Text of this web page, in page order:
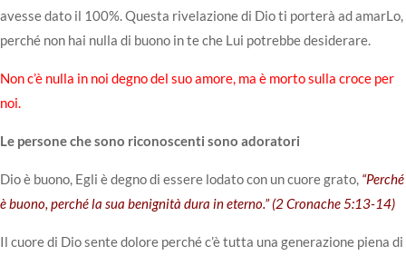
avesse dato il 100%. Questa rivelazione di Dio ti porterà ad amarLo,
perché non hai nulla di buono in te che Lui potrebbe desiderare.
Non c’è nulla in noi degno del suo amore, ma è morto sulla croce per
noi.
Le persone che sono riconoscenti sono adoratori
Dio è buono, Egli è degno di essere lodato con un cuore grato, “Perché
è buono, perché la sua benignità dura in eterno.” (2 Cronache 5:13-14)
Il cuore di Dio sente dolore perché c’è tutta una generazione piena di